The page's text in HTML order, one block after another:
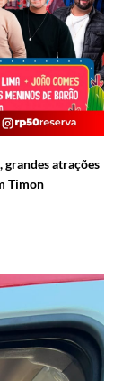
atrações
Timon